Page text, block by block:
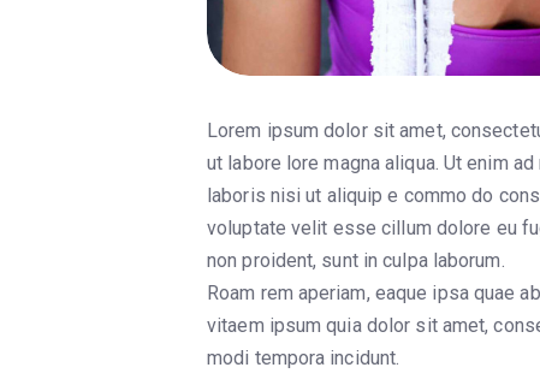
Lorem ipsum dolor sit amet,
ut labore lore magna aliqua. Ut enim
laboris nisi ut aliquip e commo do
voluptate velit esse cillum dolore eu
non proident, sunt in culpa laborum.
Roam rem aperiam, eaque ipsa quae
vitaem ipsum quia dolor sit amet,
modi tempora incidunt.